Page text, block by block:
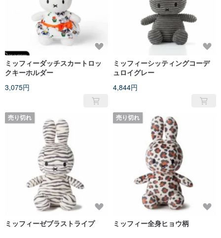
ミッフィーダッチスカートロッ
クキーホルダー
3,075円
ミッフィーシッティングコーデ
ュロイグレー
4,844円
売り切れ
ミッフィーゼブラストライプ
売り切れ
ミッフィー全身ヒョウ柄